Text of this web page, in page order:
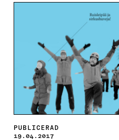
PUBLICERAD
19.04.2017